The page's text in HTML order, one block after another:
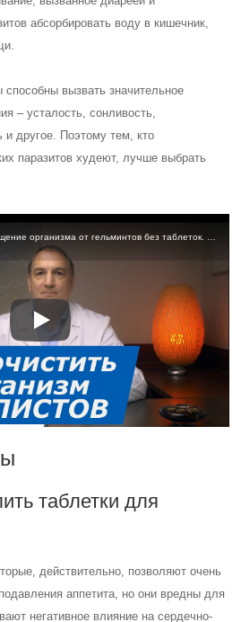
абсорбировать воду в кишечник,
вызвать значительное
– усталость, сонливость,
другое. Поэтому тем, кто
паразитов худеют, лучше выбрать
таблетки для
действительно, позволяют очень
аппетита, но они вредны для
негативное влияние на сердечно-